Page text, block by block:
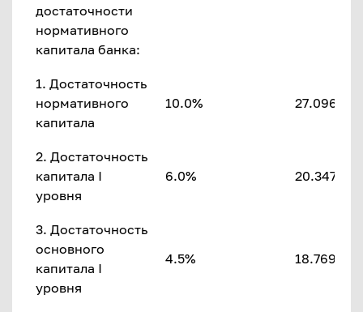
достаточности
нормативного
капитала банка:
1. Достаточность
нормативного
капитала
10.0% 27.096%
2. Достаточность
капитала I
уровня
6.0% 20.347%
3. Достаточность
основного
капитала I
уровня
4.5% 18.769%